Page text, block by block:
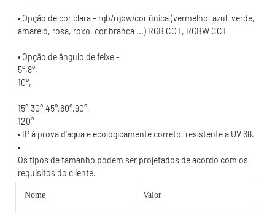
• Opção de cor clara - rgb/rgbw/cor única (vermelho, azul, verde,
120°
Os tipos de tamanho podem ser projetados de acordo com os
Nome Valor